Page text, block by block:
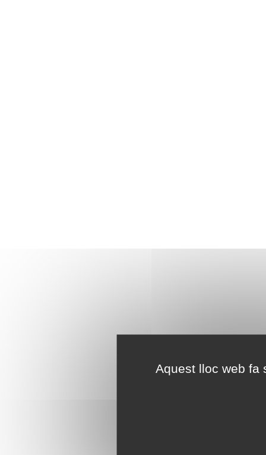
Aquest lloc web fa